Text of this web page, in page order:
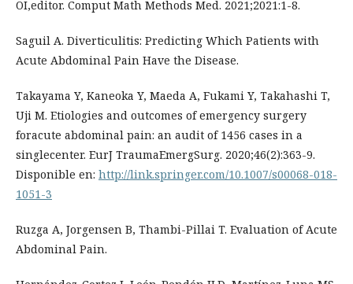
OI,editor. Comput Math Methods Med. 2021;2021:1-8.
Saguil A. Diverticulitis: Predicting Which Patients with
Acute Abdominal Pain Have the Disease.
Takayama Y, Kaneoka Y, Maeda A, Fukami Y, Takahashi T,
Uji M. Etiologies and outcomes of emergency surgery
foracute abdominal pain: an audit of 1456 cases in a
singlecenter. EurJ TraumaEmergSurg. 2020;46(2):363-9.
Disponible en: http://link.springer.com/10.1007/s00068-018-
1051-3
Ruzga A, Jorgensen B, Thambi-Pillai T. Evaluation of Acute
Abdominal Pain.